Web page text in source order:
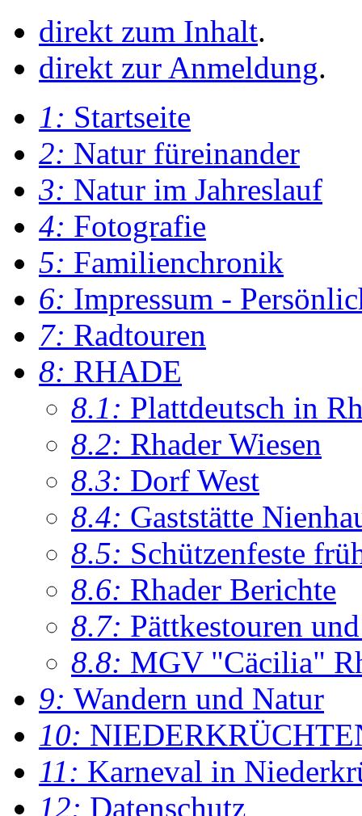
direkt zum Inhalt.
direkt zur Anmeldung.
1: Startseite
2: Natur füreinander
3: Natur im Jahreslauf
4: Fotografie
5: Familienchronik
6: Impressum -
7: Radtouren
8: RHADE
8.1: Plattdeutsch in
8.2: Rhader Wiesen
8.3: Dorf West
8.4: Gaststätte
8.5: Schützenfeste
8.6: Rhader Berichte
8.7: Pättkestouren
8.8: MGV "Cäcilia"
9: Wandern und Natur
10:
11: Karneval in
12: Datenschutz